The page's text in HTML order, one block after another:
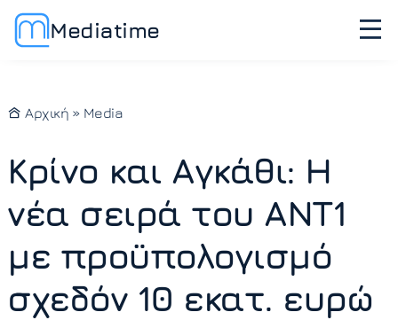
Mediatime
Αρχική » Media
Κρίνο και Αγκάθι: Η
νέα σειρά του ΑΝΤ1
με προϋπολογισμό
σχεδόν 10 εκατ. ευρώ